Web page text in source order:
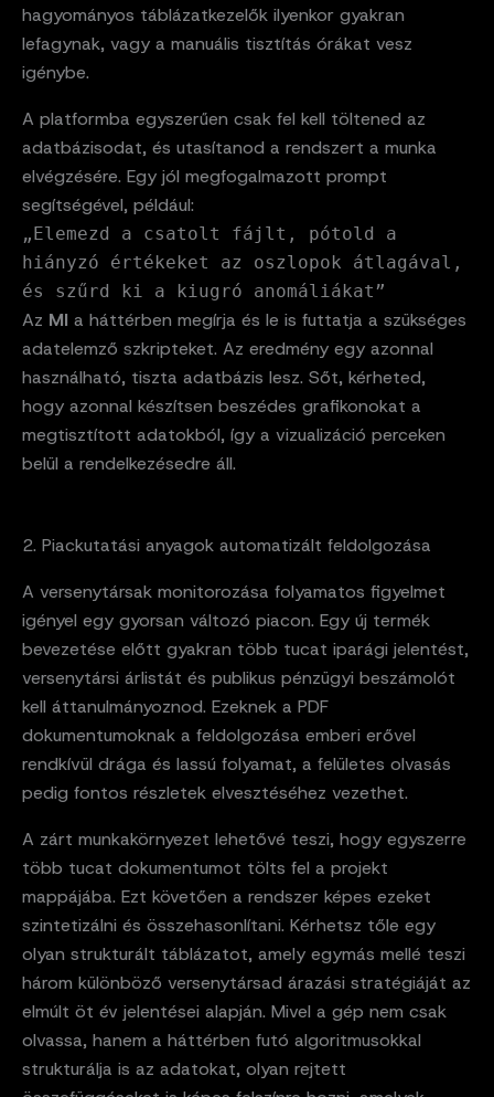
hagyományos táblázatkezelők ilyenkor gyakran
lefagynak, vagy a manuális tisztítás órákat vesz
igénybe.
A platformba egyszerűen csak fel kell töltened az
adatbázisodat, és utasítanod a rendszert a munka
elvégzésére. Egy jól megfogalmazott prompt
segítségével, például:
„Elemezd a csatolt fájlt, pótold a
hiányzó értékeket az oszlopok átlagával,
és szűrd ki a kiugró anomáliákat”
Az MI a háttérben megírja és le is futtatja a szükséges
adatelemző szkripteket. Az eredmény egy azonnal
használható, tiszta adatbázis lesz. Sőt, kérheted,
hogy azonnal készítsen beszédes grafikonokat a
megtisztított adatokból, így a vizualizáció perceken
belül a rendelkezésedre áll.
2. Piackutatási anyagok automatizált feldolgozása
A versenytársak monitorozása folyamatos figyelmet
igényel egy gyorsan változó piacon. Egy új termék
bevezetése előtt gyakran több tucat iparági jelentést,
versenytársi árlistát és publikus pénzügyi beszámolót
kell áttanulmányoznod. Ezeknek a PDF
dokumentumoknak a feldolgozása emberi erővel
rendkívül drága és lassú folyamat, a felületes olvasás
pedig fontos részletek elvesztéséhez vezethet.
A zárt munkakörnyezet lehetővé teszi, hogy egyszerre
több tucat dokumentumot tölts fel a projekt
mappájába. Ezt követően a rendszer képes ezeket
szintetizálni és összehasonlítani. Kérhetsz tőle egy
olyan strukturált táblázatot, amely egymás mellé teszi
három különböző versenytársad árazási stratégiáját az
elmúlt öt év jelentései alapján. Mivel a gép nem csak
olvassa, hanem a háttérben futó algoritmusokkal
strukturálja is az adatokat, olyan rejtett